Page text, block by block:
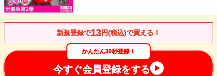
新規登録で13円(税込)で買える！
かんたん30秒登録！
今すぐ会員登録をする